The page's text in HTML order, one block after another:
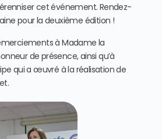
cet événement. Rendez-
pour la deuxième édition !
à Madame la
de présence, ainsi qu’à
qui a œuvré à la réalisation de